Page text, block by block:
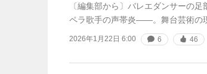
〔編集部から〕バレエダンサーの
ペラ歌手の声帯炎――。舞台芸術の
2026年1月22日 6:00 6 46